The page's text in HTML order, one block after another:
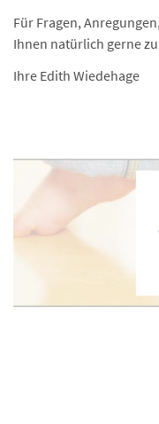
Für Fragen,
Ihnen natürlich gerne
Ihre Edith Wiedehage